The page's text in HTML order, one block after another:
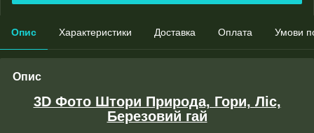
Опис Характеристики Доставка Оплата Умови
Опис
3D Фото Штори Природа, Гори, Ліс,
Березовий гай